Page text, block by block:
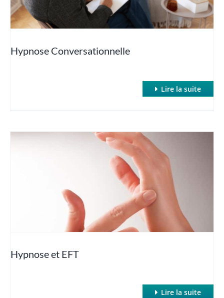
Hypnose Conversationnelle
Lire la suite
Hypnose et EFT
Lire la suite